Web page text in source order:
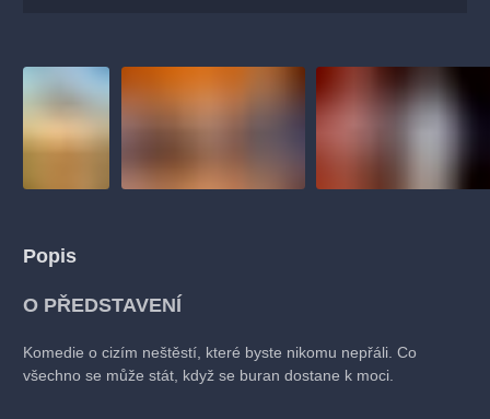
Popis
O PŘEDSTAVENÍ
Komedie o cizím neštěstí, které byste nikomu nepřáli. Co
všechno se může stát, když se buran dostane k moci.